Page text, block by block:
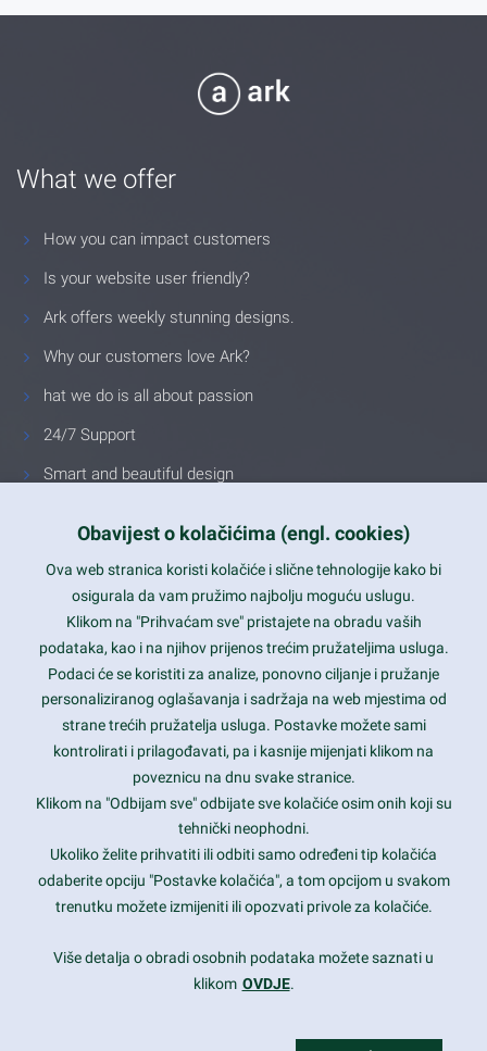
What we offer
How you can impact customers
Is your website user friendly?
Ark offers weekly stunning designs.
Why our customers love Ark?
hat we do is all about passion
24/7 Support
Smart and beautiful design
Latest trends and much more...
Contact Info
1600 Amphitheatre Parkway, Mountain View, CA 94043
prothemes.net@gmail.com
Daily: 9:00 am - 6:00 pm
Sunday: Closed
Copyright 2017FRESHFACE© All Rights Reserved
Obavijest o kolačićima (engl. cookies)
Ova web stranica koristi kolačiće i slične tehnologije kako bi
osigurala da vam pružimo najbolju moguću uslugu.
Klikom na "Prihvaćam sve" pristajete na obradu vaših
podataka, kao i na njihov prijenos trećim pružateljima usluga.
Podaci će se koristiti za analize, ponovno ciljanje i pružanje
personaliziranog oglašavanja i sadržaja na web mjestima od
strane trećih pružatelja usluga. Postavke možete sami
kontrolirati i prilagođavati, pa i kasnije mijenjati klikom na
poveznicu na dnu svake stranice.
Klikom na "Odbijam sve" odbijate sve kolačiće osim onih koji su
tehnički neophodni.
Ukoliko želite prihvatiti ili odbiti samo određeni tip kolačića
odaberite opciju "Postavke kolačića", a tom opcijom u svakom
trenutku možete izmijeniti ili opozvati privole za kolačiće.
Više detalja o obradi osobnih podataka možete saznati u
klikom OVDJE.